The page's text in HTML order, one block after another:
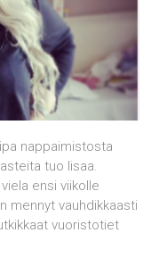
nappaimistosta
tuo lisaa.
ensi viikolle
mennyt vauhdikkaasti
vuoristotiet